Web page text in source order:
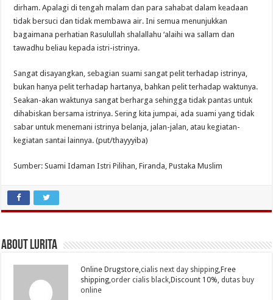
dirham. Apalagi di tengah malam dan para sahabat dalam keadaan
tidak bersuci dan tidak membawa air. Ini semua menunjukkan
bagaimana perhatian Rasulullah shalallahu ‘alaihi wa sallam dan
tawadhu beliau kepada istri-istrinya.
Sangat disayangkan, sebagian suami sangat pelit terhadap istrinya,
bukan hanya pelit terhadap hartanya, bahkan pelit terhadap waktunya.
Seakan-akan waktunya sangat berharga sehingga tidak pantas untuk
dihabiskan bersama istrinya. Sering kita jumpai, ada suami yang tidak
sabar untuk menemani istrinya belanja, jalan-jalan, atau kegiatan-
kegiatan santai lainnya. (put/thayyyiba)
Sumber: Suami Idaman Istri Pilihan, Firanda, Pustaka Muslim
About Lurita
Online Drugstore,cialis next day shipping,Free
shipping,order cialis black,Discount 10%,dutas buy
online